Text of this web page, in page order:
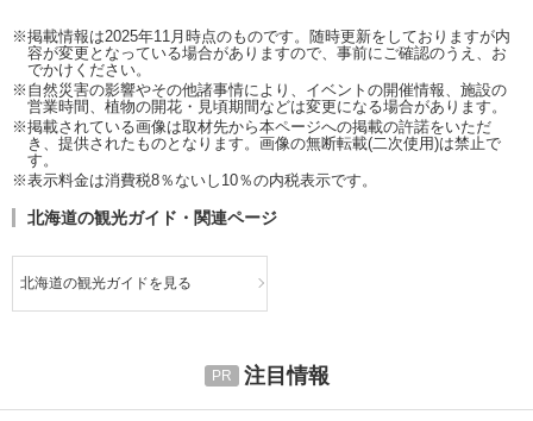
※掲載情報は2025年11月時点のものです。随時更新をしておりますが内
容が変更となっている場合がありますので、事前にご確認のうえ、お
でかけください。
※自然災害の影響やその他諸事情により、イベントの開催情報、施設の
営業時間、植物の開花・見頃期間などは変更になる場合があります。
※掲載されている画像は取材先から本ページへの掲載の許諾をいただ
き、提供されたものとなります。画像の無断転載(二次使用)は禁止で
す。
※表示料金は消費税8％ないし10％の内税表示です。
北海道の観光ガイド・関連ページ
北海道の観光ガイドを見る
注目情報